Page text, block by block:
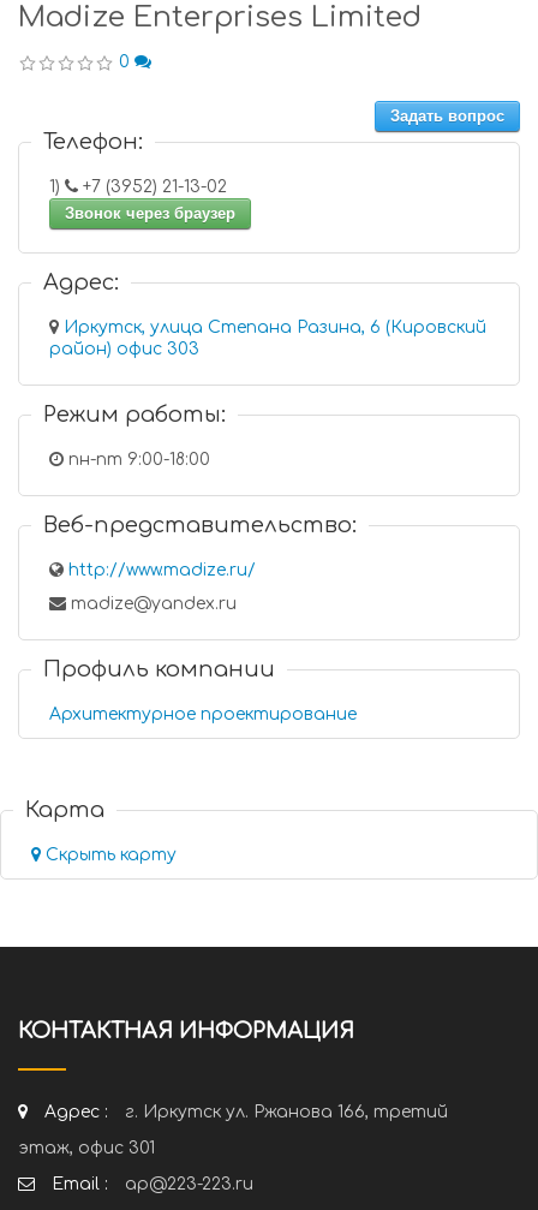
Madize Enterprises Limited
0
Задать вопрос
Телефон:
1)
+7 (3952) 21-13-02
Звонок через браузер
Адрес:
Иркутск, улица Степана Разина, 6 (Кировский
район) офис 303
Режим работы:
пн-пт 9:00-18:00
Веб-представительство:
http://www.madize.ru/
madize@yandex.ru
Профиль компании
Архитектурное проектирование
Карта
Скрыть карту
КОНТАКТНАЯ ИНФОРМАЦИЯ
Адрес :
г. Иркутск ул. Ржанова 166, третий
этаж, офис 301
Email :
ap@223-223.ru